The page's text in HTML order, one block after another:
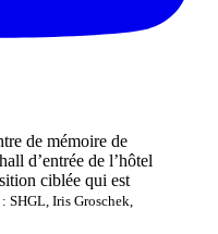
de mémoire de
d’entrée de l’hôtel
ciblée qui est
SHGL, Iris Groschek,